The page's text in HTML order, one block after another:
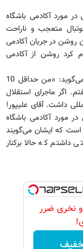
مورد آکادمی باشگاه
متعجب و ناراحت
در جریان آکادمی
روشن از آکادمی
حسن روشن در پاسخ به صحبت‌های علیپور با عصبانیت می‌گوید: «من حداقل 10
اگر ماجرای استقلال
داشت. آقای علیپور!
مورد آکادمی باشگاه
است که ایشان می‌گویند
داشتم که حالا برکنار
نخری ضرر